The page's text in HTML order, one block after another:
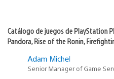
Catálogo de juegos de PlayStation
Pandora, Rise of the Ronin,
Adam Michel
Senior Manager of Game